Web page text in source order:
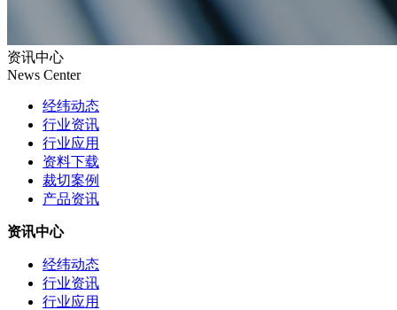
资讯中心
News Center
经纬动态
行业资讯
行业应用
资料下载
裁切案例
产品资讯
资讯中心
经纬动态
行业资讯
行业应用